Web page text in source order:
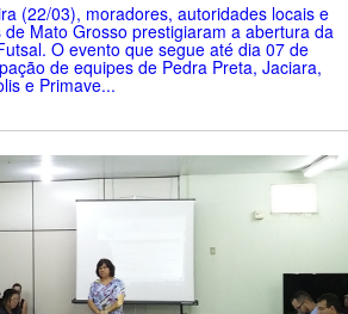
(22/03), moradores, autoridades locais e
Mato Grosso prestigiaram a abertura da
O evento que segue até dia 07 de
de equipes de Pedra Preta, Jaciara,
e Primave...